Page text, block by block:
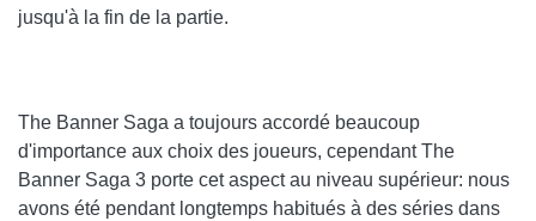
jusqu'à la fin de la partie.
The Banner Saga a toujours accordé beaucoup
d'importance aux choix des joueurs, cependant The
Banner Saga 3 porte cet aspect au niveau supérieur: nous
avons été pendant longtemps habitués à des séries dans